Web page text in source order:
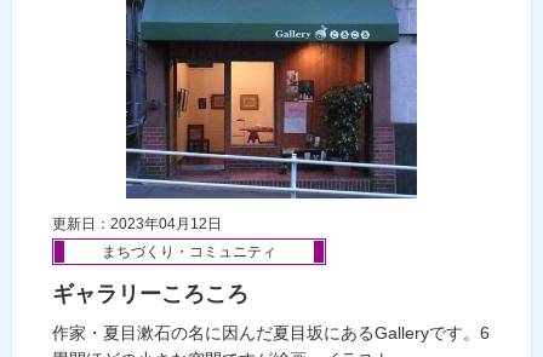
更新日：2023年04月12日
まちづくり・コミュニティ
ギャラリーころころ
作家・夏目漱石の名に因んだ夏目坂にあるGalleryです。6